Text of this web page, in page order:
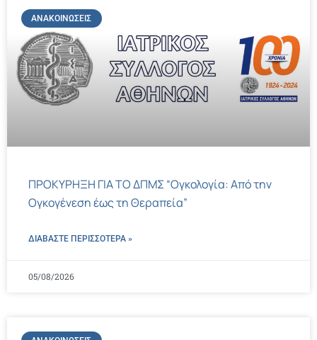
ΑΝΑΚΟΙΝΏΣΕΙΣ
ΠΡΟΚΥΡΗΞΗ ΓΙΑ ΤΟ ΔΠΜΣ “Ογκολογία: Από την
Ογκογένεση έως τη Θεραπεία”
ΔΙΑΒΑΣΤΕ ΠΕΡΙΣΣΌΤΕΡΑ »
05/08/2026